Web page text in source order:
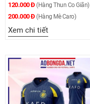
120.000 Đ (Hàng Thun Co Giãn)
200.000 Đ (Hàng Mè Caro)
Xem chi tiết